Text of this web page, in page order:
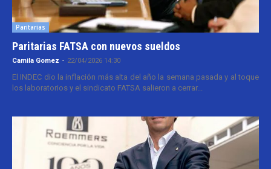
Paritarias
Paritarias FATSA con nuevos sueldos
Camila Gomez - 22/04/2026 14:30
El INDEC dio la inflación más alta del año la semana pasada y al toque
los laboratorios y el sindicato FATSA salieron a cerrar...